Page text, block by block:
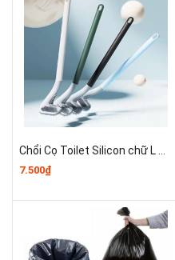
Chổi Cọ Toilet Silicon chữ L Vệ Sinh Bồn Cầu Nhà Tắm A0443
7.500₫